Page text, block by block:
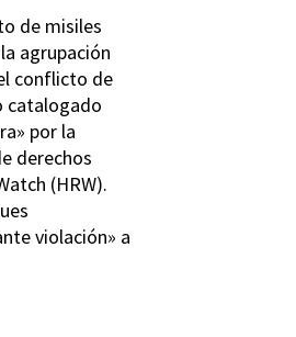
de misiles
agrupación
conflicto de
catalogado
por la
derechos
(HRW).
violación» a